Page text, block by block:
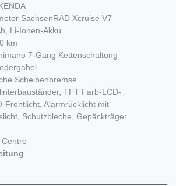
SachsenRAD Xcruise V7
Li-Ionen-Akku
km
7-Gang Kettenschaltung
Scheibenbremse
TFT Farb-LCD-
Frontlicht, Alarmrücklicht mit
Schutzbleche, Gepäckträger
Centro